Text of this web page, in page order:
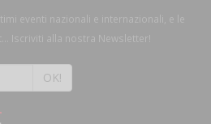
eventi nazionali e internazionali, e le
Iscriviti alla nostra Newsletter!
OK!